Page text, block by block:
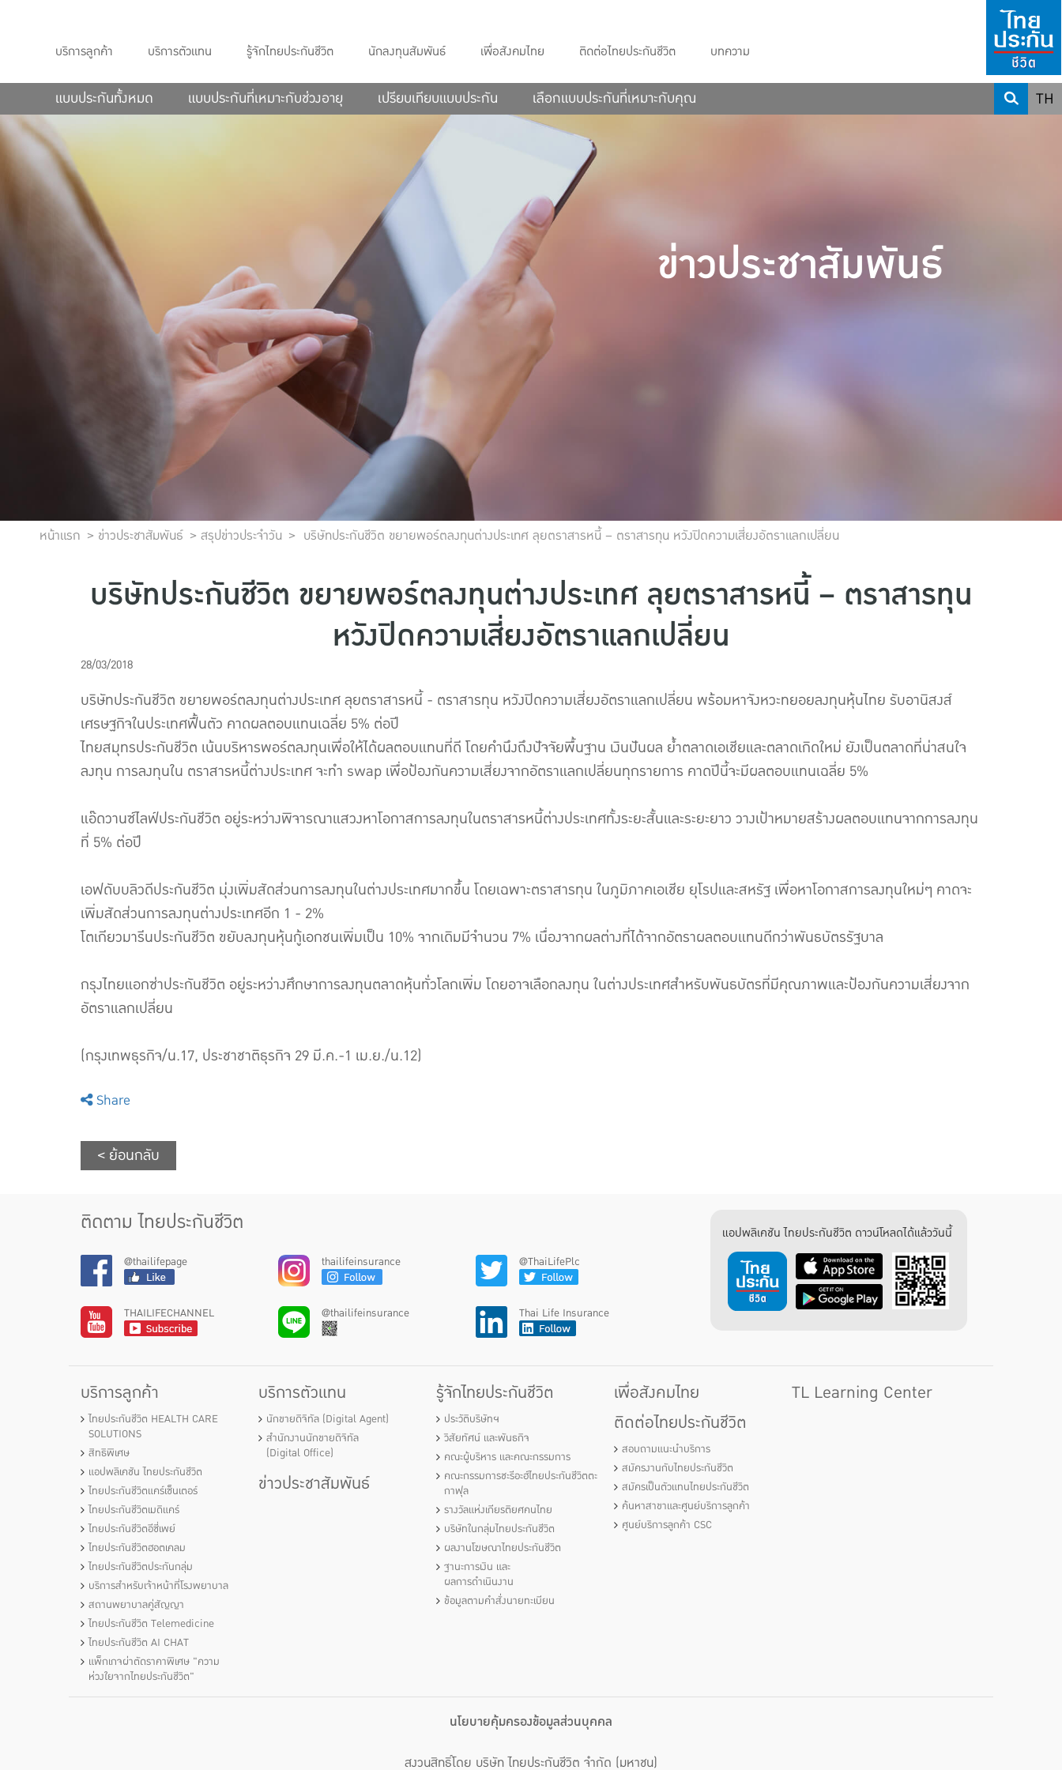
บริการลูกค้า บริการตัวแทน รู้จักไทยประกันชีวิต นักลงทุนสัมพันธ์ เพื่อสังคมไทย ติดต่อไทยประกันชีวิต บทความ
แบบประกันทั้งหมด แบบประกันที่เหมาะกับช่วงอายุ เปรียบเทียบแบบประกัน เลือกแบบประกันที่เหมาะกับคุณ TH
ข่าวประชาสัมพันธ์
หน้าแรก ข่าวประชาสัมพันธ์ สรุปข่าวประจำวัน บริษัทประกันชีวิต ขยายพอร์ตลงทุนต่างประเทศ ลุยตราสารหนี้ – ตราสารทุน หวังปิดความเสี่ยงอัตราแลกเปลี่ยน
บริษัทประกันชีวิต ขยายพอร์ตลงทุนต่างประเทศ ลุยตราสารหนี้ – ตราสารทุน
หวังปิดความเสี่ยงอัตราแลกเปลี่ยน
28/03/2018
บริษัทประกันชีวิต ขยายพอร์ตลงทุนต่างประเทศ ลุยตราสารหนี้ - ตราสารทุน หวังปิดความเสี่ยงอัตราแลกเปลี่ยน พร้อมหาจังหวะทยอยลงทุนหุ้นไทย รับอานิสงส์
เศรษฐกิจในประเทศฟื้นตัว คาดผลตอบแทนเฉลี่ย 5% ต่อปี
ไทยสมุทรประกันชีวิต เน้นบริหารพอร์ตลงทุนเพื่อให้ได้ผลตอบแทนที่ดี โดยคำนึงถึงปัจจัยพื้นฐาน เงินปันผล ย้ำตลาดเอเชียและตลาดเกิดใหม่ ยังเป็นตลาดที่น่าสนใจ
ลงทุน การลงทุนใน ตราสารหนี้ต่างประเทศ จะทำ swap เพื่อป้องกันความเสี่ยงจากอัตราแลกเปลี่ยนทุกรายการ คาดปีนี้จะมีผลตอบแทนเฉลี่ย 5%
แอ๊ดวานซ์ไลฟ์ประกันชีวิต อยู่ระหว่างพิจารณาแสวงหาโอกาสการลงทุนในตราสารหนี้ต่างประเทศทั้งระยะสั้นและระยะยาว วางเป้าหมายสร้างผลตอบแทนจากการลงทุน
ที่ 5% ต่อปี
เอฟดับบลิวดีประกันชีวิต มุ่งเพิ่มสัดส่วนการลงทุนในต่างประเทศมากขึ้น โดยเฉพาะตราสารทุน ในภูมิภาคเอเชีย ยุโรปและสหรัฐ เพื่อหาโอกาสการลงทุนใหม่ๆ คาดจะ
เพิ่มสัดส่วนการลงทุนต่างประเทศอีก 1 - 2%
โตเกียวมารีนประกันชีวิต ขยับลงทุนหุ้นกู้เอกชนเพิ่มเป็น 10% จากเดิมมีจำนวน 7% เนื่องจากผลต่างที่ได้จากอัตราผลตอบแทนดีกว่าพันธบัตรรัฐบาล
กรุงไทยแอกซ่าประกันชีวิต อยู่ระหว่างศึกษาการลงทุนตลาดหุ้นทั่วโลกเพิ่ม โดยอาจเลือกลงทุน ในต่างประเทศสำหรับพันธบัตรที่มีคุณภาพและป้องกันความเสี่ยงจาก
อัตราแลกเปลี่ยน
(กรุงเทพธุรกิจ/น.17, ประชาชาติธุรกิจ 29 มี.ค.-1 เม.ย./น.12)
Share
< ย้อนกลับ
ติดตาม ไทยประกันชีวิต
@thailifepage thailifeinsurance @ThaiLifePlc
THAILIFECHANNEL @thailifeinsurance Thai Life Insurance
แอปพลิเคชัน ไทยประกันชีวิต ดาวน์โหลดได้แล้ววันนี้
บริการลูกค้า
ไทยประกันชีวิต HEALTH CARE
SOLUTIONS
สิทธิพิเศษ
แอปพลิเคชัน ไทยประกันชีวิต
ไทยประกันชีวิตแคร์เซ็นเตอร์
ไทยประกันชีวิตเมดิแคร์
ไทยประกันชีวิตอีซี่เพย์
ไทยประกันชีวิตฮอตเคลม
ไทยประกันชีวิตประกันกลุ่ม
บริการสำหรับเจ้าหน้าที่โรงพยาบาล
สถานพยาบาลคู่สัญญา
ไทยประกันชีวิต Telemedicine
ไทยประกันชีวิต AI CHAT
แพ็กเกจผ่าตัดราคาพิเศษ "ความ
ห่วงใยจากไทยประกันชีวิต"
บริการตัวแทน
นักขายดิจิทัล (Digital Agent)
สำนักงานนักขายดิจิทัล
(Digital Office)
ข่าวประชาสัมพันธ์
รู้จักไทยประกันชีวิต
ประวัติบริษัทฯ
วิสัยทัศน์ และพันธกิจ
คณะผู้บริหาร และคณะกรรมการ
คณะกรรมการชะรีอะฮ์ไทยประกันชีวิตตะ
กาฟุล
รางวัลแห่งเกียรติยศคนไทย
บริษัทในกลุ่มไทยประกันชีวิต
ผลงานโฆษณาไทยประกันชีวิต
ฐานะการเงิน และ
ผลการดำเนินงาน
ข้อมูลตามคำสั่งนายทะเบียน
เพื่อสังคมไทย
ติดต่อไทยประกันชีวิต
สอบถามแนะนำบริการ
สมัครงานกับไทยประกันชีวิต
สมัครเป็นตัวแทนไทยประกันชีวิต
ค้นหาสาขาและศูนย์บริการลูกค้า
ศูนย์บริการลูกค้า CSC
TL Learning Center
นโยบายคุ้มครองข้อมูลส่วนบุคคล
สงวนสิทธิ์โดย บริษัท ไทยประกันชีวิต จำกัด (มหาชน)